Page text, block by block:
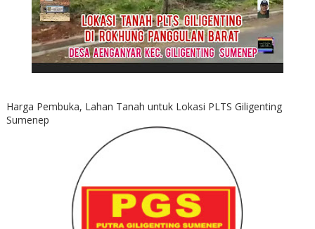
Harga Pembuka, Lahan Tanah untuk Lokasi PLTS Giligenting
Sumenep